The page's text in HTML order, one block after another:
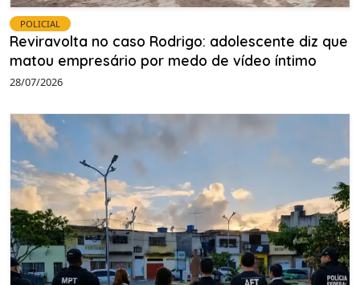
POLICIAL
Reviravolta no caso Rodrigo: adolescente diz que
matou empresário por medo de vídeo íntimo
28/07/2026